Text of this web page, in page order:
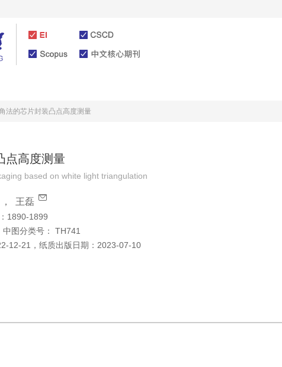
法的芯片封装凸点高度测量
点高度测量
based on white light triangulation
， 王磊
1890-1899
中图分类号：
TH741
12-21 ， 纸质出版日期： 2023-07-10